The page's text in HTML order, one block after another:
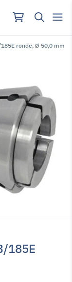
ronde, Ø 50,0 mm
185E